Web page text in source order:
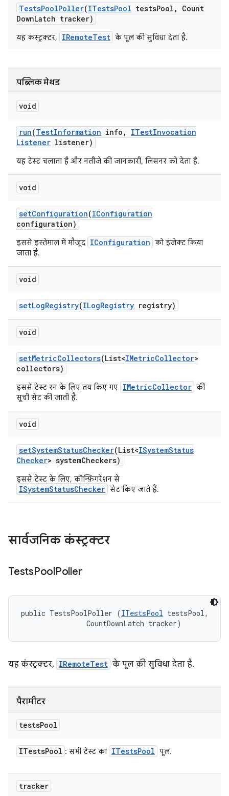
TestsPoolPoller(ITestsPool testsPool ,
Count
DownLatch tracker)
यह कंस्ट्रक्टर, IRemoteTest के पूल की सुविधा देता है.
पब्लिक मेथड
void
run(TestInformation info , ITestInvocation
Listener listener)
यह टेस्ट चलाता है और नतीजे की जानकारी, लिसनर को देता है.
void
setConfiguration(IConfiguration
configuration)
इससे इस्तेमाल में मौजूद IConfiguration को इंजेक्ट किया
जाता है.
void
setLogRegistry(ILogRegistry registry)
void
setMetricCollectors(List<IMetricCollector>
collectors)
इससे टेस्ट रन के लिए तय किए गए IMetricCollector की
सूची सेट की जाती है.
void
setSystemStatusChecker(List<ISystemStatus
Checker> systemCheckers)
इससे टेस्ट के लिए, कॉन्फ़िगरेशन से
ISystemStatusChecker सेट किए जाते हैं.
सार्वजनिक कंस्ट्रक्टर
TestsPoolPoller
public TestsPoolPoller (ITestsPool testsPool,
                CountDownLatch tracker)
यह कंस्ट्रक्टर, IRemoteTest के पूल की सुविधा देता है.
पैरामीटर
testsPool
ITestsPool : सभी टेस्ट का ITestsPool पूल.
tracker